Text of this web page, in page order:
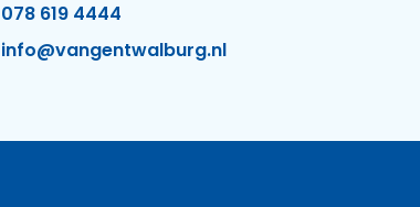
078 619 4444
info@vangentwalburg.nl